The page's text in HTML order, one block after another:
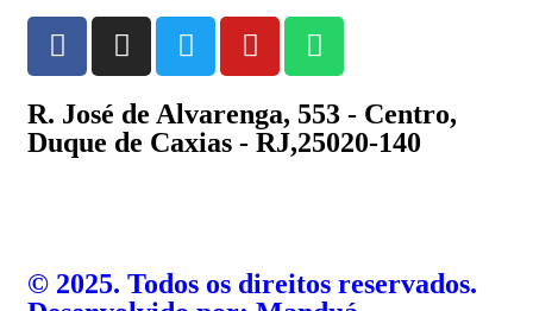
R. José de Alvarenga, 553 - Centro,
Duque de Caxias - RJ,25020-140
©️ 2025. Todos os direitos reservados.